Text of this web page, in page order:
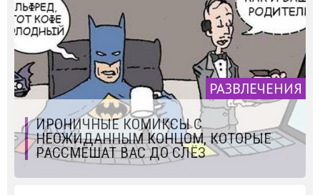
РАЗВЛЕЧЕНИЯ
ИРОНИЧНЫЕ КОМИКСЫ С
НЕОЖИДАННЫМ КОНЦОМ, КОТОРЫЕ
РАССМЕШАТ ВАС ДО СЛЁЗ